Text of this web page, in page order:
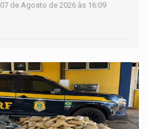
07 de Agosto de 2026 às 16:09